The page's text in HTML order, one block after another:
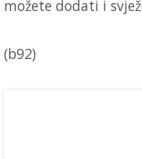
možete dodati i
(b92)